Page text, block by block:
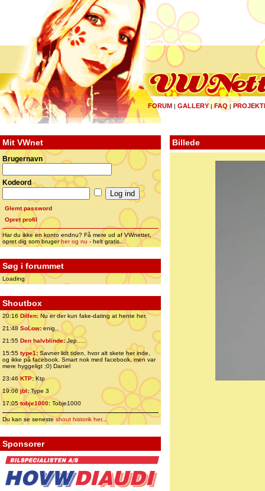
FORUM | GALLERY|FAQ |
Mit VWnet
Brugernavn
Kodeord
Glemt password
Opret profil
Har du ikke en konto endnu? Få mere ud af VWnettet,
opret dig som brugerher og nu - helt gratis...
Søg i forummet
Loading
Shoutbox
20:16 Dillen: Nu er der kun fake-dating at hente her.
21:48 SoLow:enig..
21:55 Den halvblinde:Jep.....
15:55 type1:Savner lidt tiden, hvor alt skete her inde,
og ikke på facebook. Smart nok med facebook, men var
mere hyggeligt ;0) Daniel
23:46 KTP:Ktp
19:06jbl:Type 3
17:05tobje1000: Tobje1000
Du kan se senesteshout historik her...
Sponsorer
Billede